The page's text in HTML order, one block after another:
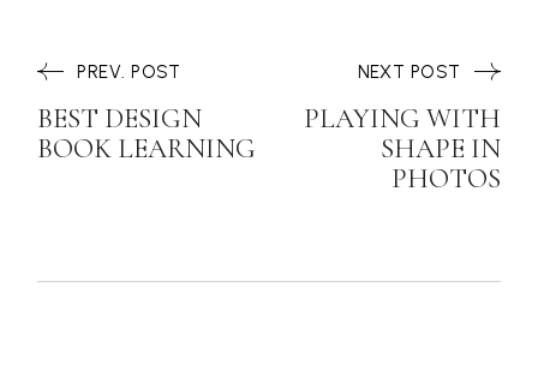
PREV. POST
BEST DESIGN
BOOK LEARNING
PLAYING WITH
SHAPE IN
PHOTOS
NEXT POST